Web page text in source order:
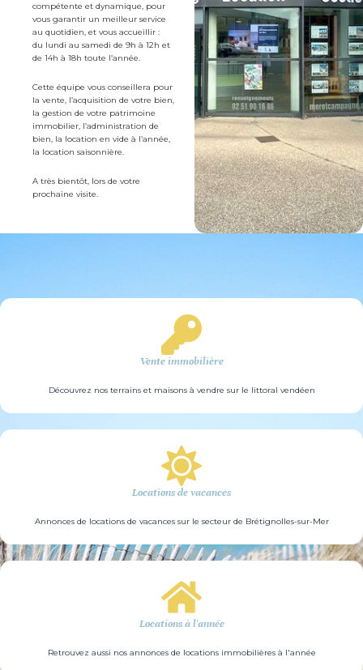
compétente et dynamique, pour
vous garantir un meilleur service
au quotidien, et vous accueillir :
du lundi au samedi de 9h à 12h et
de 14h à 18h toute l’année.
Cette équipe vous conseillera pour
la vente, l’acquisition de votre bien,
la gestion de votre patrimoine
immobilier, l’administration de
bien, la location en vide à l’année,
la location saisonnière.
A très bientôt, lors de votre
prochaine visite.
Vente immobilière
Découvrez nos terrains et maisons à vendre sur le littoral vendéen
Locations de vacances
Annonces de locations de vacances sur le secteur de Brétignolles-sur-Mer
Locations à l'année
Retrouvez aussi nos annonces de locations immobilières à l'année